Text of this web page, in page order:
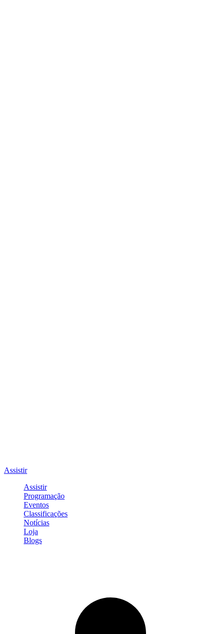
Assistir
Assistir
Programação
Eventos
Classificações
Notícias
Loja
Blogs